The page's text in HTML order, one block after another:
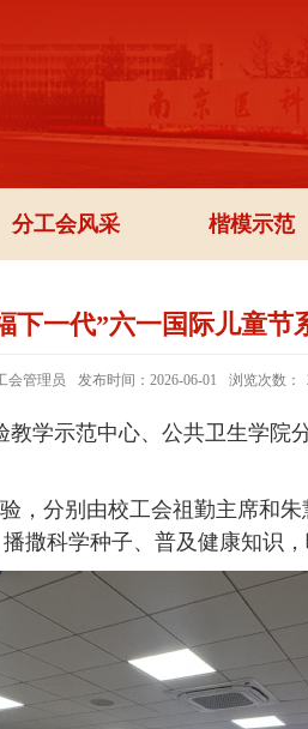
分工会风采 楷模示范
下一代”六一国际儿童节
会管理员 发布时间：2026-06-01 浏览次数：
学示范中心、公共卫生学院
分别由校工会祖勤主席和
撒科学种子、普及健康知识